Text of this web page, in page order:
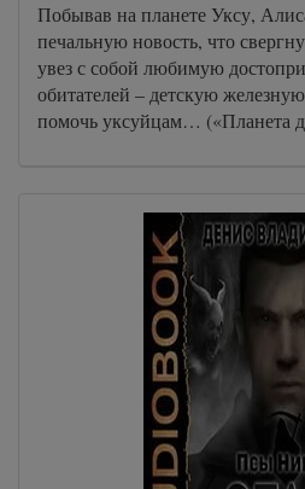
Побывав на планете Уксу,
печальную новость, что
увез с собой любимую
обитателей – детскую
помочь уксуйцам… («Планета